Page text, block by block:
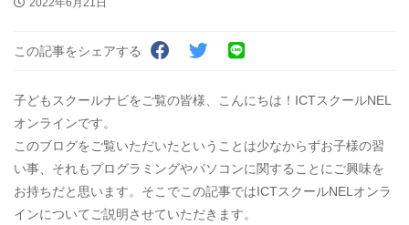
2022年6月21日
この記事をシェアする
子どもスクールナビをご覧の皆様、こんにちは！ICTスクールNEL
オンラインです。
このブログをご覧いただいたということは少なからずお子様の習
い事、それもプログラミングやパソコンに関することにご興味を
お持ちだと思います。そこでこの記事ではICTスクールNELオンラ
インについてご説明させていただきます。